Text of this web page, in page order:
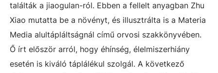
találták a jiaogulan-ról. Ebben a fellelt anyagban Zhu
Xiao mutatta be a növényt, és illusztrálta is a Materia
Media alultápláltságnál című orvosi szakkönyvében.
Ő írt először arról, hogy éhínség, élelmiszerhiány
esetén is kiváló táplálékul szolgál. A következő